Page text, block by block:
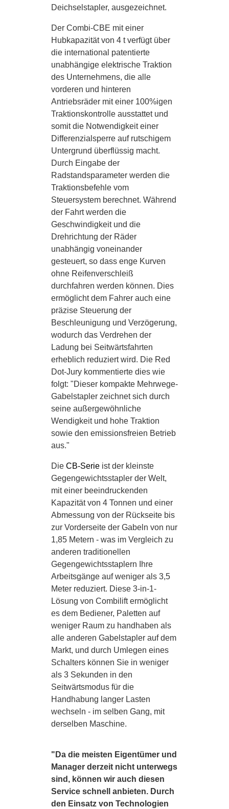
Deichselstapler, ausgezeichnet.
Der Combi-CBE mit einer
Hubkapazität von 4 t verfügt über
die international patentierte
unabhängige elektrische Traktion
des Unternehmens, die alle
vorderen und hinteren
Antriebsräder mit einer 100%igen
Traktionskontrolle ausstattet und
somit die Notwendigkeit einer
Differenzialsperre auf rutschigem
Untergrund überflüssig macht.
Durch Eingabe der
Radstandsparameter werden die
Traktionsbefehle vom
Steuersystem berechnet. Während
der Fahrt werden die
Geschwindigkeit und die
Drehrichtung der Räder
unabhängig voneinander
gesteuert, so dass enge Kurven
ohne Reifenverschleiß
durchfahren werden können. Dies
ermöglicht dem Fahrer auch eine
präzise Steuerung der
Beschleunigung und Verzögerung,
wodurch das Verdrehen der
Ladung bei Seitwärtsfahrten
erheblich reduziert wird. Die Red
Dot-Jury kommentierte dies wie
folgt: "Dieser kompakte Mehrwege-
Gabelstapler zeichnet sich durch
seine außergewöhnliche
Wendigkeit und hohe Traktion
sowie den emissionsfreien Betrieb
aus."
Die CB-Serie ist der kleinste
Gegengewichtsstapler der Welt,
mit einer beeindruckenden
Kapazität von 4 Tonnen und einer
Abmessung von der Rückseite bis
zur Vorderseite der Gabeln von nur
1,85 Metern - was im Vergleich zu
anderen traditionellen
Gegengewichtsstaplern Ihre
Arbeitsgänge auf weniger als 3,5
Meter reduziert. Diese 3-in-1-
Lösung von Combilift ermöglicht
es dem Bediener, Paletten auf
weniger Raum zu handhaben als
alle anderen Gabelstapler auf dem
Markt, und durch Umlegen eines
Schalters können Sie in weniger
als 3 Sekunden in den
Seitwärtsmodus für die
Handhabung langer Lasten
wechseln - im selben Gang, mit
derselben Maschine.
"Da die meisten Eigentümer und
Manager derzeit nicht unterwegs
sind, können wir auch diesen
Service schnell anbieten. Durch
den Einsatz von Technologien